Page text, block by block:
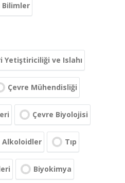
Bilimler
Yetiştiriciliği ve Islahı
Çevre Mühendisliği
Çevre Biyolojisi
Alkoloidler Tıp
Biyokimya